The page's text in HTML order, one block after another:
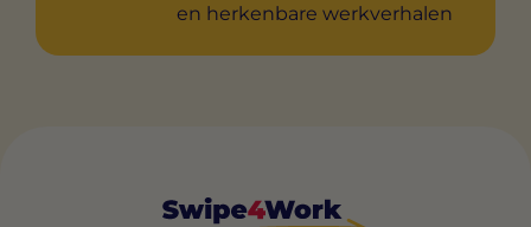
en herkenbare werkverhalen